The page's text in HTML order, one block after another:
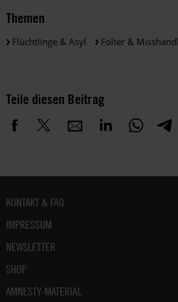
Themen
Flüchtlinge & Asyl Folter &
Teile diesen Beitrag
Fußbereich
KONTAKT & FAQ
IMPRESSUM
NEWSLETTER
SHOP
AMNESTY-MATERIAL